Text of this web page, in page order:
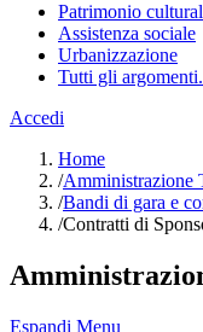
Patrimonio
Assistenza sociale
Urbanizzazione
Tutti gli
Accedi
Home
/Amministrazione
/Bandi di gara e
/Contratti di
Espandi Menu